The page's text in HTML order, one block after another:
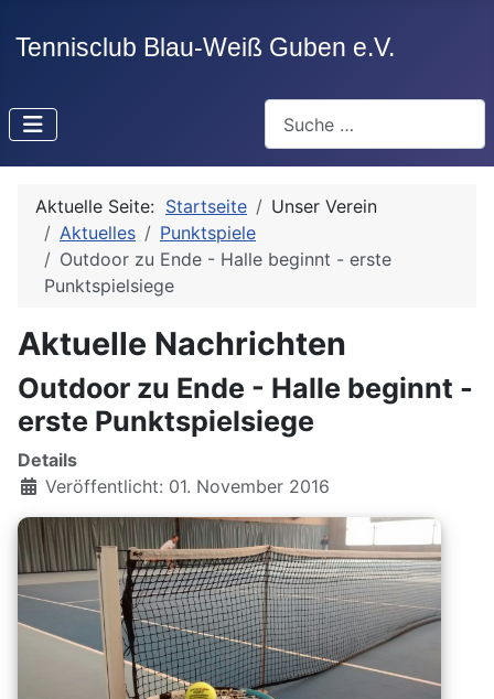
Aktuelle Seite: Startseite
Unser Verein
Aktuelles
Punktspiele
Outdoor zu Ende - Halle beginnt - erste
Punktspielsiege
Aktuelle Nachrichten
Outdoor zu Ende - Halle beginnt -
erste Punktspielsiege
Details
Veröffentlicht: 01. November 2016